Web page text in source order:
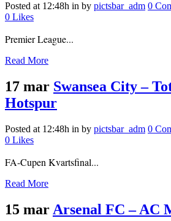
Posted at 12:48h in by pictsbar_adm 0
0 Likes
Premier League...
Read More
17 mar Swansea City –
Hotspur
Posted at 12:48h in by pictsbar_adm 0
0 Likes
FA-Cupen Kvartsfinal...
Read More
15 mar Arsenal FC – AC